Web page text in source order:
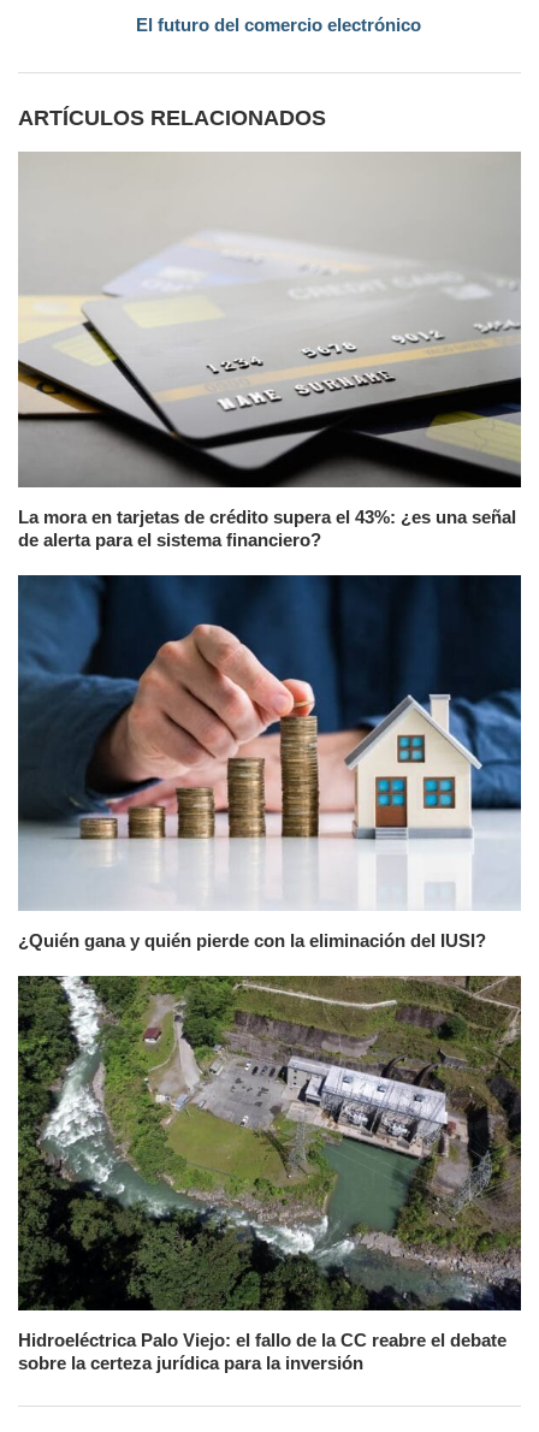
El futuro del comercio electrónico
ARTÍCULOS RELACIONADOS
La mora en tarjetas de crédito supera el 43%: ¿es una señal
de alerta para el sistema financiero?
¿Quién gana y quién pierde con la eliminación del IUSI?
Hidroeléctrica Palo Viejo: el fallo de la CC reabre el debate
sobre la certeza jurídica para la inversión